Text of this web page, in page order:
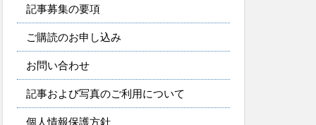
記事募集の要項
ご購読のお申し込み
お問い合わせ
記事および写真のご利用について
個人情報保護方針